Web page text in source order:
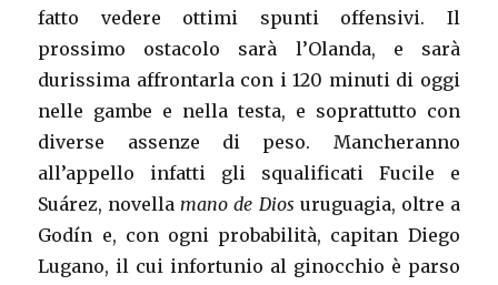
fatto vedere ottimi spunti offensivi. Il
prossimo ostacolo sarà l’Olanda, e sarà
durissima affrontarla con i 120 minuti di oggi
nelle gambe e nella testa, e soprattutto con
diverse assenze di peso. Mancheranno
all’appello infatti gli squalificati Fucile e
Suárez, novellamano de Dios uruguagia, oltre a
Godín e, con ogni probabilità, capitan Diego
Lugano, il cui infortunio al ginocchio è parso